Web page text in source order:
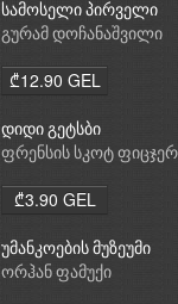
სამოსელი პირველი
გურამ დოჩანაშვილი
₾12.90 GEL
დიდი გეტსბი
ფრენსის სკოტ
₾3.90 GEL
უმანკოების მუზეუმი
ორჰან ფამუქი